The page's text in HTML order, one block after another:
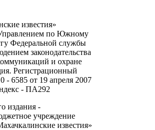
известия»
Управлением по Южному
Федеральной службы
законодательства
и охране
Регистрационный
6585 от 19 апреля 2007
- ПА292
издания -
учреждение
известия»